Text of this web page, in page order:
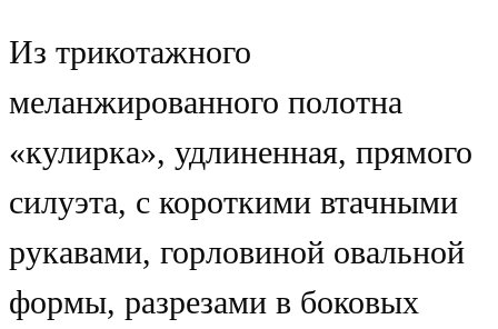
Из трикотажного
меланжированного полотна
«кулирка», удлиненная, прямого
силуэта, с короткими втачными
рукавами, горловиной овальной
формы, разрезами в боковых